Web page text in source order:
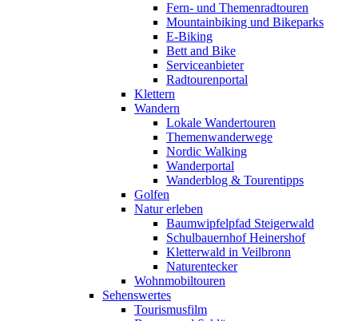
Fern- und Themenradtouren
Mountainbiking und Bikeparks
E-Biking
Bett and Bike
Serviceanbieter
Radtourenportal
Klettern
Wandern
Lokale Wandertouren
Themenwanderwege
Nordic Walking
Wanderportal
Wanderblog & Tourentipps
Golfen
Natur erleben
Baumwipfelpfad Steigerwald
Schulbauernhof Heinershof
Kletterwald in Veilbronn
Naturentecker
Wohnmobiltouren
Sehenswertes
Tourismusfilm